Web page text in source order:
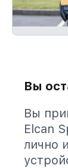
Вы
Вы
Elcan
лично